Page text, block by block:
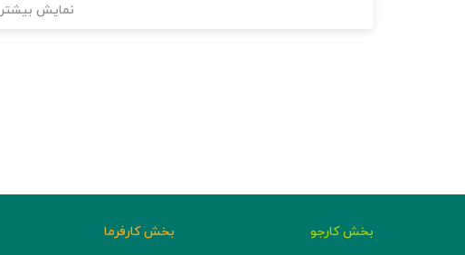
نمایش بیشتر
بخش کارجو بخش کارفرما